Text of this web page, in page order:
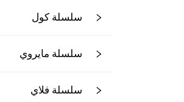
سلسلة كول
سلسلة مايروي
سلسلة فلاي